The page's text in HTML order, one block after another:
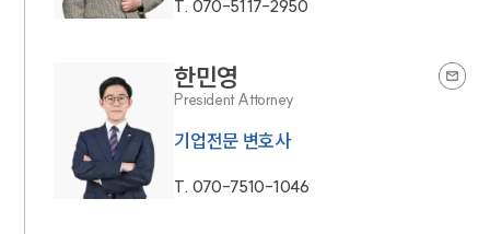
T. 070-5117-2950
한민영
President Attorney
기업전문 변호사
T. 070-7510-1046